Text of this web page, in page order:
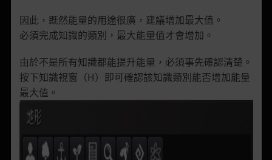
因此，既然能量的用途很廣，建議增加最大值。
必須完成知識的類別，最大能量值才會增加。
由於不是所有知識都能提升能量，必須事先確認清楚。
按下知識視窗（H）即可確認該知識類別能否增加能量
最大值。